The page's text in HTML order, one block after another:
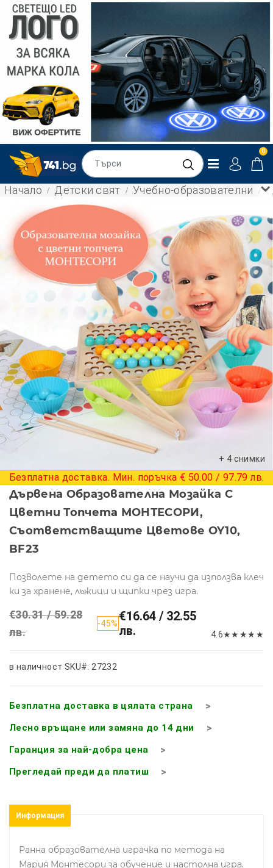
0
Начало Детски свят Учебно-образователни
+ 4 снимки
Безплатна доставка. Мин. поръчка € 50.00 / 97.79 лв.
Дървена Образователна Мозайка С
Цветни Топчета МОНТЕСОРИ,
Съответстващите Цветове OY10,
BF23
Позволете на детето си да се научи да използва клеч
ки за хранене, льжици и щипки чрез игра.
€30.31 / 59.28
лв.
-45%€16.64 / 32.55
лв.
4.6★★ ★★ ★
в наличност SKU#: 27232
Безплатна доставка в цялата страна
Лесно връщане или замяна до 14 дни
Гаранция за най-добра цена
Прегледай преди да платиш
Информация
Ранна образователна играчка по метода на
Мария Монтесори за обучение и настолна игра.